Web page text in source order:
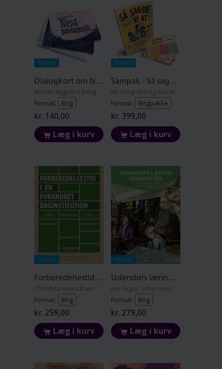
Nyhed
Dialogkort om Nest-pædagogik
Anette Nygaard Bang
Format:
Bog
kr. 140,00
Læg i kurv
Nyhed
Sampak - Så sagde vi at…
Kit Nørgaard og Marie Lørring Dahl
Format:
Bogpakke
kr. 399,00
Læg i kurv
Nyhed
Forberedelsestid i en forandret daginstitution
Christina Haandbæk Schmidt og Hjørdis Brandrup Kortbek
Format:
Bog
kr. 259,00
Læg i kurv
Nyhed
Udendørs læring gennem leg
Jen Fagan Simonsen
Format:
Bog
kr. 279,00
Læg i kurv